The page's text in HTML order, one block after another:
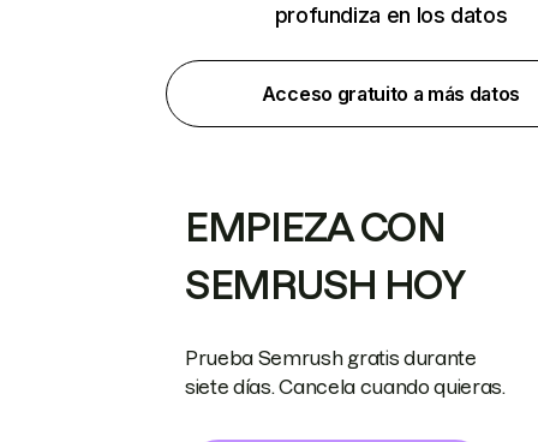
profundiza en los datos
Acceso gratuito a más datos
EMPIEZA CON
SEMRUSH HOY
Prueba Semrush gratis durante
siete días. Cancela cuando quieras.